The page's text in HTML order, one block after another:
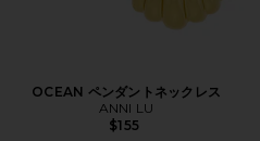
OCEAN ペンダントネックレス
ANNI LU
$155